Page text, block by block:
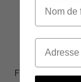
FS-HTM D4